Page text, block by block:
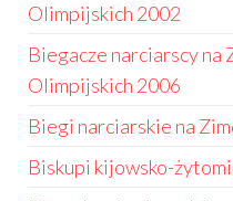
Olimpijskich 2002
Biegacze narciarscy na
Olimpijskich 2006
Biegi narciarskie na
Biskupi kijowsko-